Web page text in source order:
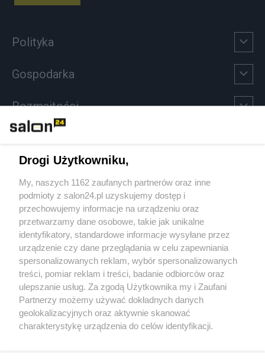
Polityka
Gospodarka
Rozmaitości
Sport
Społeczeństwo
Kultura
X Facebook Instagram Youtube
Drogi Użytkowniku,
My, naszych 1162 zaufanych partnerów oraz inne
podmioty z salon24.pl uzyskujemy dostęp i
przechowujemy informacje na urządzeniu oraz
przetwarzamy dane osobowe, takie jak unikalne
identyfikatory, standardowe informacje wysyłane przez
urządzenie czy dane przeglądania w celu zapewniania
spersonalizowanych reklam, wybór spersonalizowanych
treści, pomiar reklam i treści, badanie odbiorców oraz
ulepszanie usług. Za zgodą Użytkownika my i Zaufani
Partnerzy możemy używać dokładnych danych
geolokalizacyjnych oraz aktywnie skanować
charakterystykę urządzenia do celów identyfikacji.